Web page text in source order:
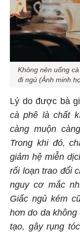
Không nên uống
đi ngủ (Ảnh minh
Lý do được bà
cà phê là chất
càng muộn
Trong khi đó,
giảm hệ miễn
rối loạn trao đổi
nguy cơ mắc
Giấc ngủ kém
hơn do da
tạo, gây rụng